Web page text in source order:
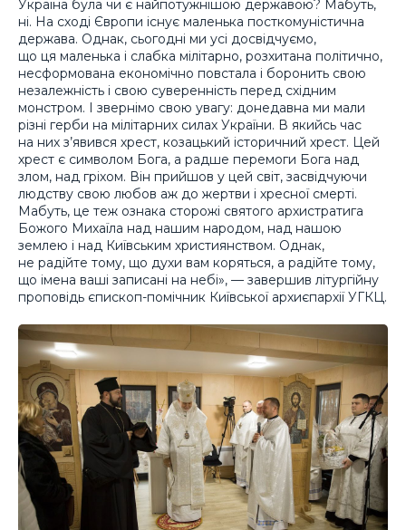
Україна була чи є найпотужнішою державою? Мабуть,
ні. На сході Європи існує маленька посткомуністична
держава. Однак, сьогодні ми усі досвідчуємо,
що ця маленька і слабка мілітарно, розхитана політично,
несформована економічно повстала і боронить свою
незалежність і свою суверенність перед східним
монстром. І звернімо свою увагу: донедавна ми мали
різні герби на мілітарних силах України. В якийсь час
на них з’явився хрест, козацький історичний хрест. Цей
хрест є символом Бога, а радше перемоги Бога над
злом, над гріхом. Він прийшов у цей світ, засвідчуючи
людству свою любов аж до жертви і хресної смерті.
Мабуть, це теж ознака сторожі святого архистратига
Божого Михаїла над нашим народом, над нашою
землею і над Київським християнством. Однак,
не радійте тому, що духи вам коряться, а радійте тому,
що імена ваші записані на небі», — завершив літургійну
проповідь єпископ-помічник Київської архиєпархії УГКЦ.